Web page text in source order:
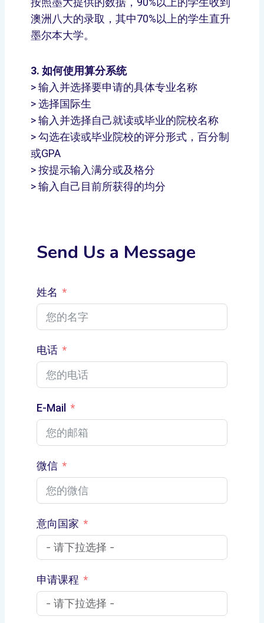
澳洲八大的录取，其中70%以上的学生直升
墨尔本大学。
3. 如何使用算分系统
> 输入并选择要申请的具体专业名称
> 选择国际生
> 输入并选择自己就读或毕业的院校名称
> 勾选在读或毕业院校的评分形式，百分制
或GPA
> 按提示输入满分或及格分
> 输入自己目前所获得的均分
Send Us a Message
姓名
电话
E-Mail
微信
意向国家
申请课程